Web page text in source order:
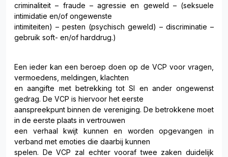
criminaliteit – fraude – agressie en geweld – (seksuele
intimidatie en/of ongewenste
intimiteiten) – pesten (psychisch geweld) – discriminatie –
gebruik soft- en/of harddrug.)
Een ieder kan een beroep doen op de VCP voor vragen,
vermoedens, meldingen, klachten
en aangifte met betrekking tot SI en ander ongewenst
gedrag. De VCP is hiervoor het eerste
aanspreekpunt binnen de vereniging. De betrokkene moet
in de eerste plaats in vertrouwen
een verhaal kwijt kunnen en worden opgevangen in
verband met emoties die daarbij kunnen
spelen. De VCP zal echter vooraf twee zaken duidelijk